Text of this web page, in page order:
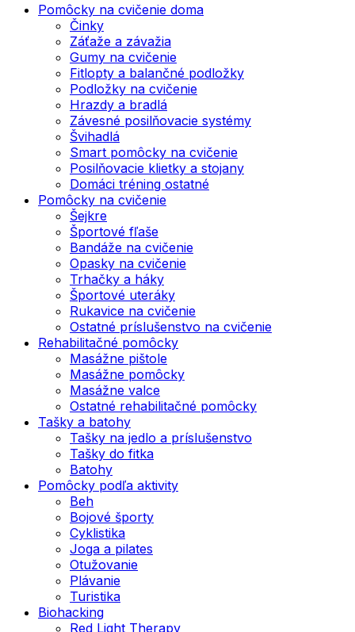
Pomôcky na cvičenie doma
Činky
Záťaže a závažia
Gumy na cvičenie
Fitlopty a balančné podložky
Podložky na cvičenie
Hrazdy a bradlá
Závesné posilňovacie systémy
Švihadlá
Smart pomôcky na cvičenie
Posilňovacie klietky a stojany
Domáci tréning ostatné
Pomôcky na cvičenie
Šejkre
Športové fľaše
Bandáže na cvičenie
Opasky na cvičenie
Trhačky a háky
Športové uteráky
Rukavice na cvičenie
Ostatné príslušenstvo na cvičenie
Rehabilitačné pomôcky
Masážne pištole
Masážne pomôcky
Masážne valce
Ostatné rehabilitačné pomôcky
Tašky a batohy
Tašky na jedlo a príslušenstvo
Tašky do fitka
Batohy
Pomôcky podľa aktivity
Beh
Bojové športy
Cyklistika
Joga a pilates
Otužovanie
Plávanie
Turistika
Biohacking
Red Light Therapy